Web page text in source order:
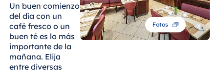
Resort Marina
Bay
Bulgaria
Un buen comienzo
del día con un
café fresco o un
buen té es lo más
importante de la
mañana. Elija
entre diversas
Fotos